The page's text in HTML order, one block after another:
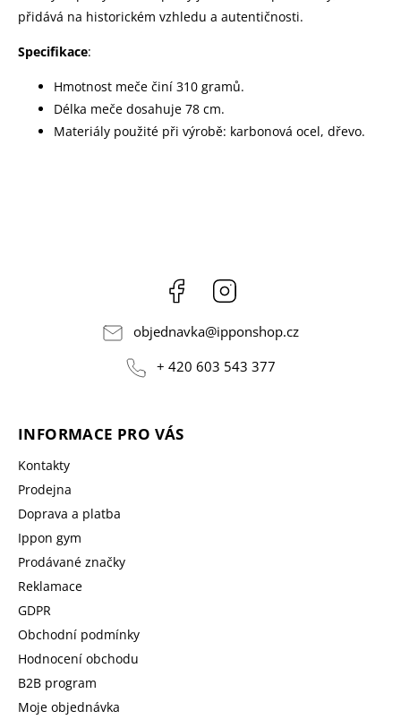
přidává na historickém vzhledu a autentičnosti.
Specifikace:
Hmotnost meče činí 310 gramů.
Délka meče dosahuje 78 cm.
Materiály použité při výrobě: karbonová ocel, dřevo.
Facebook
objednavka@ipponshop.cz
+ 420 603 543 377
INFORMACE PRO VÁS
Kontakty
Prodejna
Doprava a platba
Ippon gym
Prodávané značky
Reklamace
GDPR
Obchodní podmínky
Hodnocení obchodu
B2B program
Moje objednávka